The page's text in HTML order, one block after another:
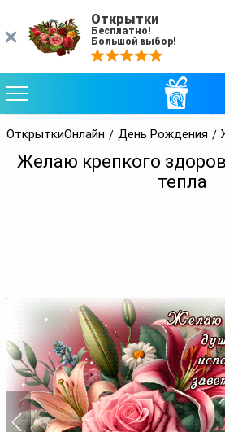
ОткрыткиОнлайн День Рождения
Желаю крепкого
тепла
Открытки
Бесплатно!
Большой выбор!